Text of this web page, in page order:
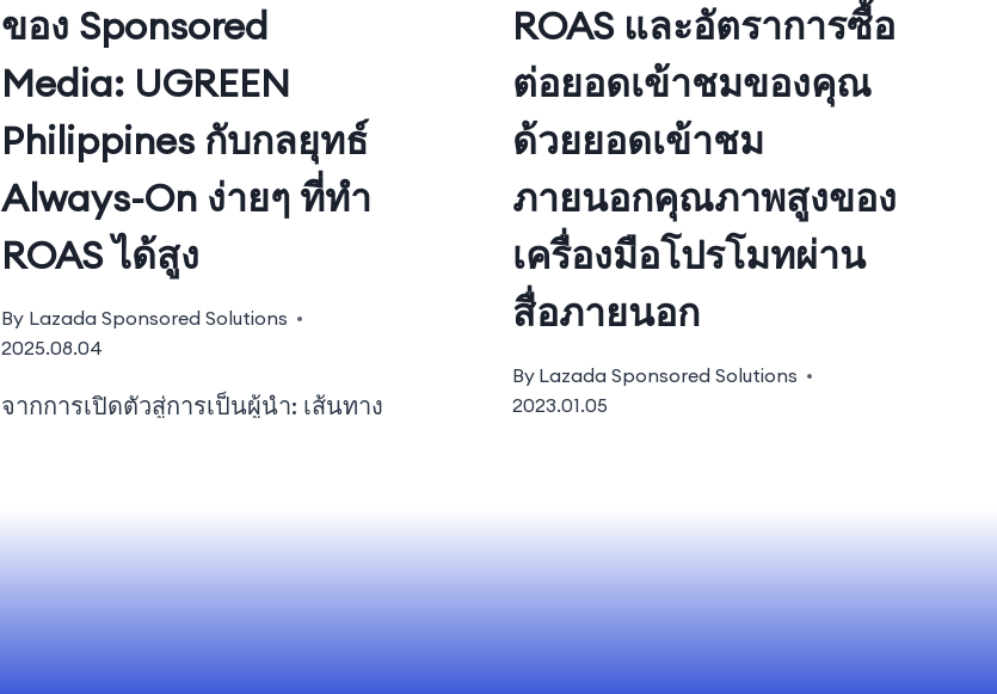
ของ Sponsored
Media: UGREEN
Philippines กับกลยุทธ์
Always-On ง่ายๆ ที่ทำ
ROAS ได้สูง
By Lazada Sponsored Solutions
2025.08.04
จากการเปิดตัวสู่การเป็นผู้นำ: เส้นทาง
ROAS และอัตราการซื้อ
ต่อยอดเข้าชมของคุณ
ด้วยยอดเข้าชม
ภายนอกคุณภาพสูงของ
เครื่องมือโปรโมทผ่าน
สื่อภายนอก
By Lazada Sponsored Solutions
2023.01.05